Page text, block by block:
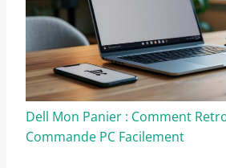
Dell Mon Panier : Comment
Commande PC Facilement